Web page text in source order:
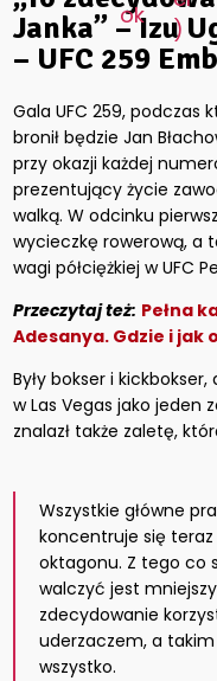
Janka” – Izu
– UFC 259
Gala UFC 259, podczas
bronił będzie Jan
przy okazji każdej
prezentujący życie
walką. W odcinku
wycieczkę rowerową, a
wagi półciężkiej w UFC
Przeczytaj też: Pełna
Adesanya. Gdzie i jak
Były bokser i
w Las Vegas jako jeden
znalazł także zaletę,
Wszystkie główne
koncentruje się
oktagonu. Z tego co
walczyć jest
zdecydowanie
uderzaczem, a
wszystko.